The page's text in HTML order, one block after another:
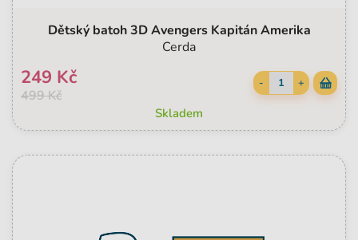
Dětský batoh 3D Avengers Kapitán Amerika
Cerda
499 Kč
249 Kč - +
Skladem